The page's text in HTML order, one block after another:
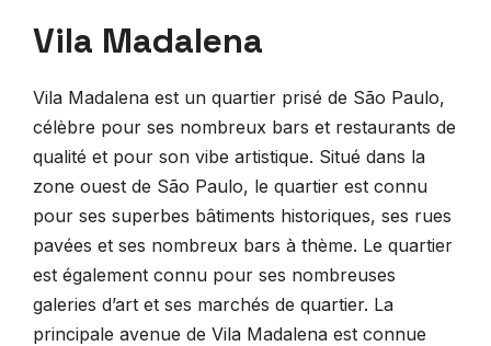
Vila Madalena
Vila Madalena est un quartier prisé de São Paulo,
célèbre pour ses nombreux bars et restaurants de
qualité et pour son vibe artistique. Situé dans la
zone ouest de São Paulo, le quartier est connu
pour ses superbes bâtiments historiques, ses rues
pavées et ses nombreux bars à thème. Le quartier
est également connu pour ses nombreuses
galeries d’art et ses marchés de quartier. La
principale avenue de Vila Madalena est connue